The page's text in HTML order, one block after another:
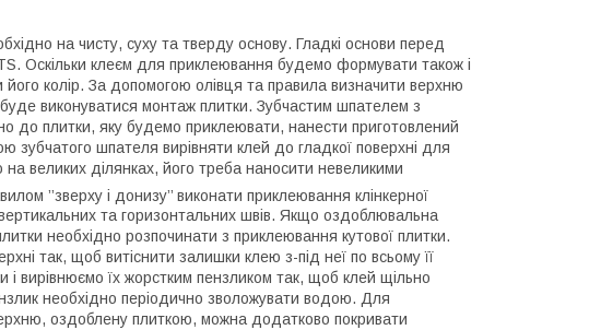
на чисту, суху та тверду основу. Гладкі основи перед
Оскільки клеєм для приклеювання будемо формувати також і
колір. За допомогою олівця та правила визначити верхню
виконуватися монтаж плитки. Зубчастим шпателем з
до плитки, яку будемо приклеювати, нанести приготовлений
шпателя вирівняти клей до гладкої поверхні для
великих ділянках, його треба наносити невеликими
’’зверху і донизу’’ виконати приклеювання клінкерної
та горизонтальних швів. Якщо оздоблювальна
необхідно розпочинати з приклеювання кутової плитки.
так, щоб витіснити залишки клею з-під неї по всьому її
вирівнюємо їх жорстким пензликом так, щоб клей щільно
необхідно періодично зволожувати водою. Для
оздоблену плиткою, можна додатково покривати